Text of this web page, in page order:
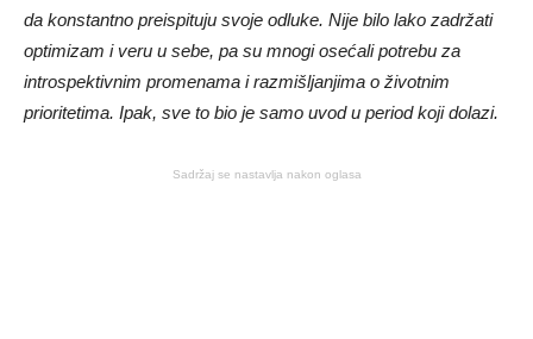
da konstantno preispituju svoje odluke. Nije bilo lako zadržati
optimizam i veru u sebe, pa su mnogi osećali potrebu za
introspektivnim promenama i razmišljanjima o životnim
prioritetima. Ipak, sve to bio je samo uvod u period koji dolazi.
Sadržaj se nastavlja nakon oglasa